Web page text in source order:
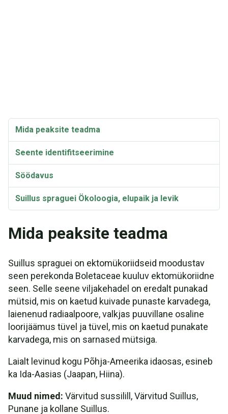
Mida peaksite teadma
Seente identifitseerimine
Söödavus
Suillus spraguei Ökoloogia, elupaik ja levik
Mida peaksite teadma
Suillus spraguei on ektomükoriidseid moodustav
seen perekonda Boletaceae kuuluv ektomükoriidne
seen. Selle seene viljakehadel on eredalt punakad
mütsid, mis on kaetud kuivade punaste karvadega,
laienenud radiaalpoore, valkjas puuvillane osaline
loorijäämus tüvel ja tüvel, mis on kaetud punakate
karvadega, mis on sarnased mütsiga.
Laialt levinud kogu Põhja-Ameerika idaosas, esineb
ka Ida-Aasias (Jaapan, Hiina).
Muud nimed: Värvitud sussilill, Värvitud Suillus,
Punane ja kollane Suillus.